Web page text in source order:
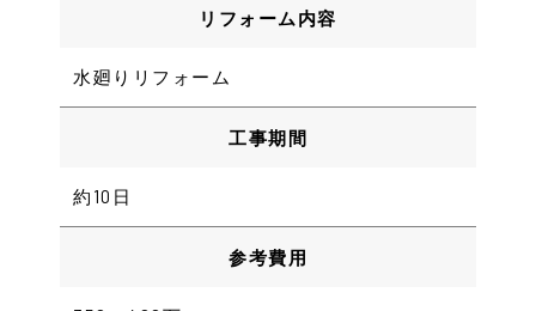
リフォーム内容
水廻りリフォーム
工事期間
約10日
参考費用